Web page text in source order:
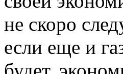
не скоро
если еще и